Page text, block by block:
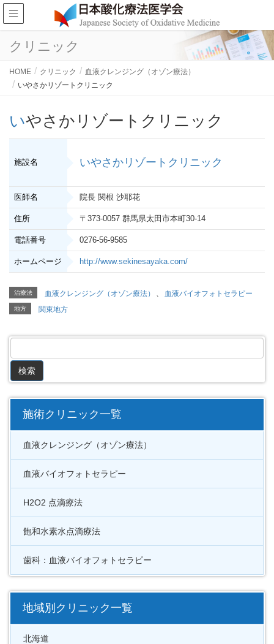
クリニック
HOME クリニック
血液クレンジング（オゾン療法）
いやさかリゾートクリニック
いやさかリゾートクリニック
施設名 いやさかリゾートクリニック
医師名 院長 関根 沙耶花
住所 〒373-0057 群馬県太田市本町30-14
電話番号 0276-56-9585
ホームページ http://www.sekinesayaka.com/
治療法 血液クレンジング（オゾン療法） 、 血液バイオフォトセラピー
地方 関東地方
施術クリニック一覧
血液クレンジング（オゾン療法）
血液バイオフォトセラピー
H2O2 点滴療法
飽和水素水点滴療法
歯科：血液バイオフォトセラピー
地域別クリニック一覧
北海道